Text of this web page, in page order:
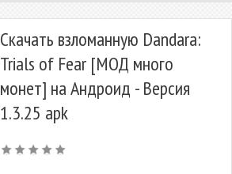
Скачать взломанную Dandara:
Trials of Fear [МОД много
монет] на Андроид - Версия
1.3.25 apk